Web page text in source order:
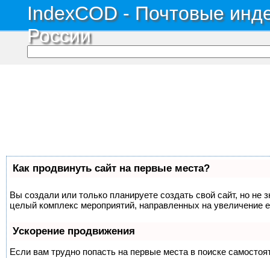
IndexCOD - Почтовые
России
Как продвинуть сайт на первые места?
Вы создали или только планируете создать свой сайт, но не
целый комплекс мероприятий, направленных на увеличение
Ускорение продвижения
Если вам трудно попасть на первые места в поиске